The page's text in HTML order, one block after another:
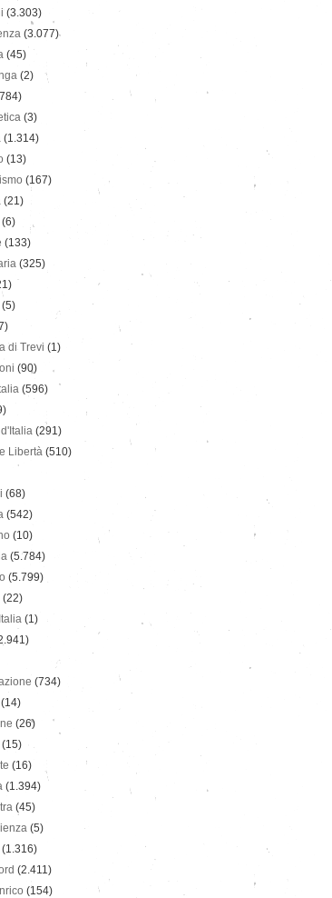
(3.303)
(3.077)
(45)
(2)
(3)
(1.314)
(13)
(167)
(21)
(6)
(133)
(325)
(5)
di Trevi (1)
(90)
(596)
(291)
Libertà (510)
(68)
(542)
(10)
(5.784)
(5.799)
(22)
(1)
(734)
(14)
(26)
(15)
(16)
(1.394)
(45)
(5)
(1.316)
(2.411)
(154)